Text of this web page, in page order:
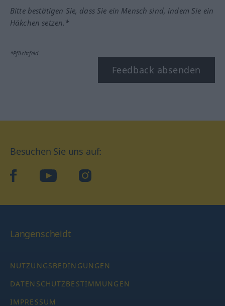
Bitte bestätigen Sie, dass Sie ein Mensch sind, indem Sie ein
Häkchen setzen.*
*Pflichtfeld
Feedback absenden
Besuchen Sie uns auf:
facebookYouTube Instagram
Langenscheidt
NUTZUNGSBEDINGUNGEN
DATENSCHUTZBESTIMMUNGEN
IMPRESSUM